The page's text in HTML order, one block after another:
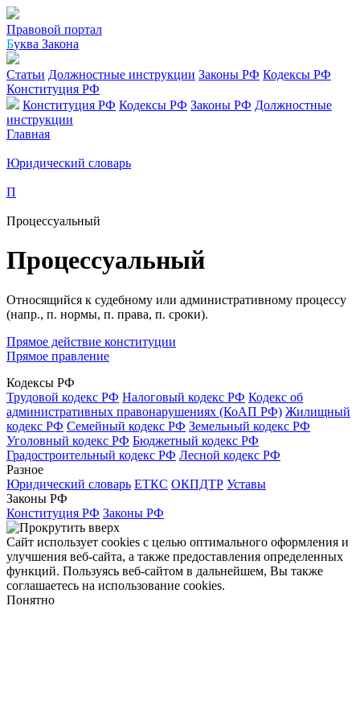
Правовой портал
Буква Закона
Статьи Должностные инструкции Законы РФ Кодексы РФ
Конституция РФ
Конституция РФ Кодексы РФ Законы РФ Должностные
инструкции
Главная
Юридический словарь
П
Процессуальный
Процессуальный
Относящийся к судебному или административному процессу
(напр., п. нормы, п. права, п. сроки).
Прямое действие конституции
Прямое правление
Кодексы РФ
Трудовой кодекс РФ Налоговый кодекс РФ Кодекс об
административных правонарушениях (КоАП РФ) Жилищный
кодекс РФ Семейный кодекс РФ Земельный кодекс РФ
Уголовный кодекс РФ Бюджетный кодекс РФ
Градостроительный кодекс РФ Лесной кодекс РФ
Разное
Юридический словарь ЕТКС ОКПДТР Уставы
Законы РФ
Конституция РФ Законы РФ
Сайт использует cookies с целью оптимального оформления и
улучшения веб-сайта, а также предоставления определенных
функций. Пользуясь веб-сайтом в дальнейшем, Вы также
соглашаетесь на использование cookies.
Понятно